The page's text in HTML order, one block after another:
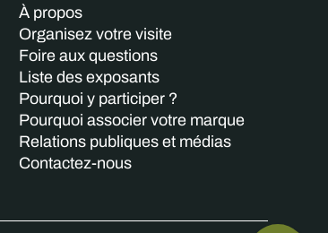
À propos
Organisez votre visite
Foire aux questions
Liste des exposants
Pourquoi y participer ?
Pourquoi associer votre marque
Relations publiques et médias
Contactez-nous